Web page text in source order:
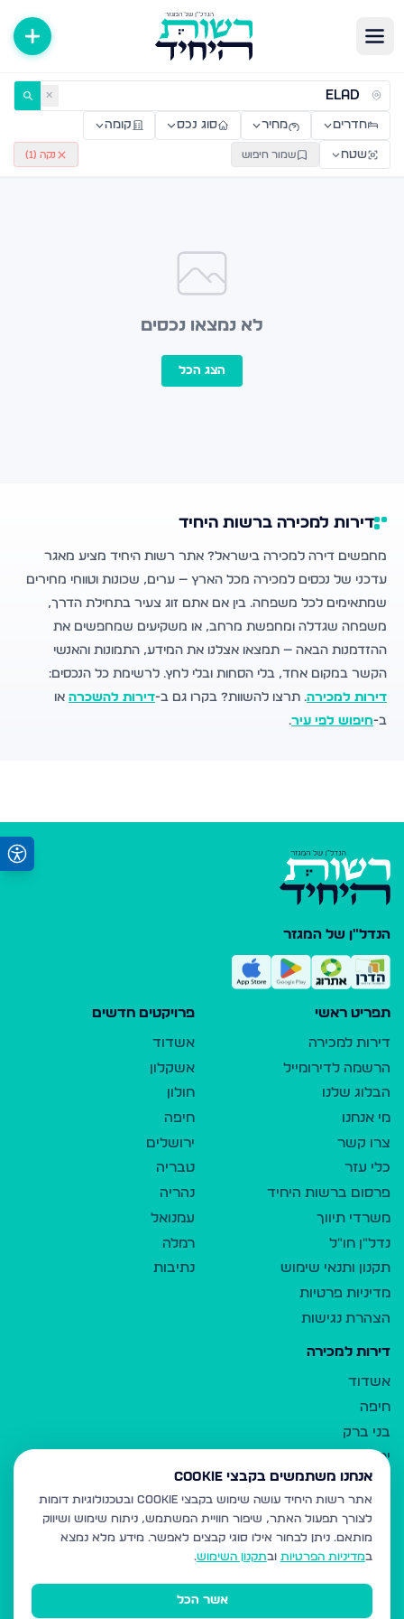
דירות למכירה ולהשכרה — רשות היחיד ✕
חדרים מחיר סוג נכס קומה
שטח שמור חיפוש נקה ( 1
)
לא נמצאו נכסים
הצג הכל
דירות למכירה ברשות היחיד
מחפשים דירה למכירה בישראל? אתר רשות היחיד מציע מאגר
עדכני של נכסים למכירה מכל הארץ — ערים, שכונות וטווחי מחירים
שמתאימים לכל משפחה. בין אם אתם זוג צעיר בתחילת הדרך,
משפחה שגדלה ומחפשת מרחב, או משקיעים שמחפשים את
ההזדמנות הבאה — תמצאו אצלנו את המידע, התמונות והאנשי
הקשר במקום אחד, בלי הסחות ובלי לחץ. לרשימת כל הנכסים:
דירות למכירה. תרצו להשוות? בקרו גם ב-דירות להשכרה או
ב-חיפוש לפי עיר.
הנדל"ן של המגזר
תפריט ראשי
דירות למכירה
הרשמה לדירומייל
הבלוג שלנו
מי אנחנו
צרו קשר
כלי עזר
פרסום ברשות היחיד
משרדי תיווך
נדל"ן חו"ל
תקנון ותנאי שימוש
מדיניות פרטיות
הצהרת נגישות
פרויקטים חדשים
אשדוד
אשקלון
חולון
חיפה
ירושלים
טבריה
נהריה
עמנואל
רמלה
נתיבות
דירות למכירה
אשדוד
חיפה
בני ברק
ירושלים
אלעד
גבעת זאב
בית שמש
רכסים
מודיעין עילית
אנחנו משתמשים בקבצי Cookie
אתר רשות היחיד עושה שימוש בקבצי Cookie ובטכנולוגיות דומות
לצורך תפעול האתר, שיפור חוויית המשתמש, ניתוח שימוש ושיווק
מותאם. ניתן לבחור אילו סוגי קבצים לאפשר. מידע מלא נמצא
במדיניות הפרטיות ובתקנון השימוש.
אשר הכל